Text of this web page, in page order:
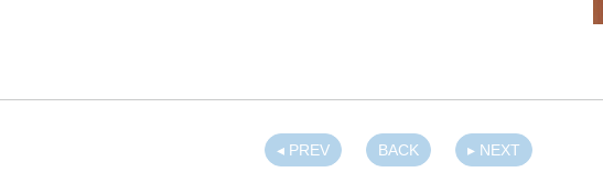
◂ PREV BACK ▸ NEXT